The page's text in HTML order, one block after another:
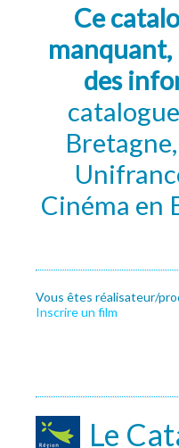
Ce
manquant,
des
Cinéma en
Vous êtes réalisateur/
Inscrire un film
Le